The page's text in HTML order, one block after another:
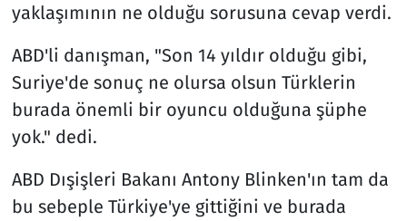
yaklaşımının ne olduğu sorusuna cevap verdi.
ABD'li danışman, "Son 14 yıldır olduğu gibi,
Suriye'de sonuç ne olursa olsun Türklerin
burada önemli bir oyuncu olduğuna şüphe
yok." dedi.
ABD Dışişleri Bakanı Antony Blinken'ın tam da
bu sebeple Türkiye'ye gittiğini ve burada